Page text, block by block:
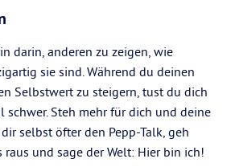
darin, anderen zu zeigen, wie
sie sind. Während du deinen
Selbstwert zu steigern, tust du dich
schwer. Steh mehr für dich und deine
selbst öfter den Pepp-Talk, geh
und sage der Welt: Hier bin ich!